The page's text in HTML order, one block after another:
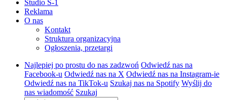
Studio S-1
Reklama
O nas
Kontakt
Struktura organizacyjna
Ogłoszenia, przetargi
Najlepiej po prostu do nas zadzwoń Odwiedź nas na
Facebook-u Odwiedź nas na X Odwiedź nas na Instagram-ie
Odwiedź nas na TikTok-u Szukaj nas na Spotify Wyślij do
nas wiadomość Szukaj